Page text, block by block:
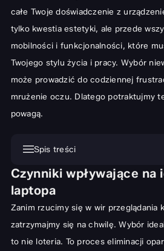
całe Twoje doświadczenie z
tylko kwestia estetyki, ale przede
mobilności i funkcjonalności, które
Twojego stylu życia i pracy. Wybór
może prowadzić do codziennej
mrużenie oczu. Dlatego potraktujmy
powagą.
Spis treści
Czynniki wpływające na idealny
Przenośność vs. komfort pracy: Znajdź
Przeznaczenie i środowisko użytkowania
Czynniki wpływające na
laptopa
Zanim rzucimy się w wir przeglądania
zatrzymajmy się na chwilę. Wybór
to nie loteria. To proces eliminacji